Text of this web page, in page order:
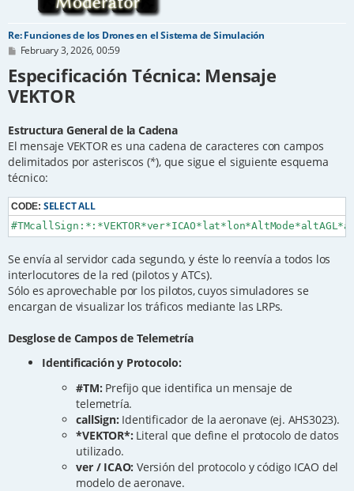
Re: Funciones de los Drones en el Sistema de Simulación
P
s
t
February 3, 2026, 00:59
Especificación Técnica: Mensaje
VEKTOR
Estructura General de la Cadena
El mensaje VEKTOR es una cadena de caracteres con campos
delimitados por asteriscos (*), que sigue el siguiente esquema
técnico:
CODE: SELECT ALL
Se envía al servidor cada segundo, y éste lo reenvía a todos los
interlocutores de la red (pilotos y ATCs).
Sólo es aprovechable por los pilotos, cuyos simuladores se
encargan de visualizar los tráficos mediante las LRPs.
Desglose de Campos de Telemetría
Identificación y Protocolo:
#TM: Prefijo que identifica un mensaje de
telemetría.
callSign: Identificador de la aeronave (ej. AHS3023).
*VEKTOR*: Literal que define el protocolo de datos
utilizado.
ver / ICAO: Versión del protocolo y código ICAO del
modelo de aeronave.